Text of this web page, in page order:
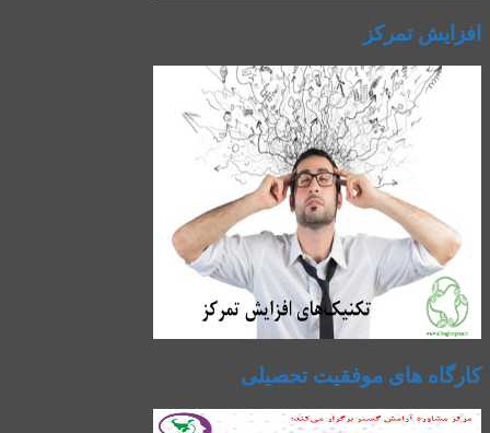
افزایش تمرکز
کارگاه های موفقیت تحصیلی